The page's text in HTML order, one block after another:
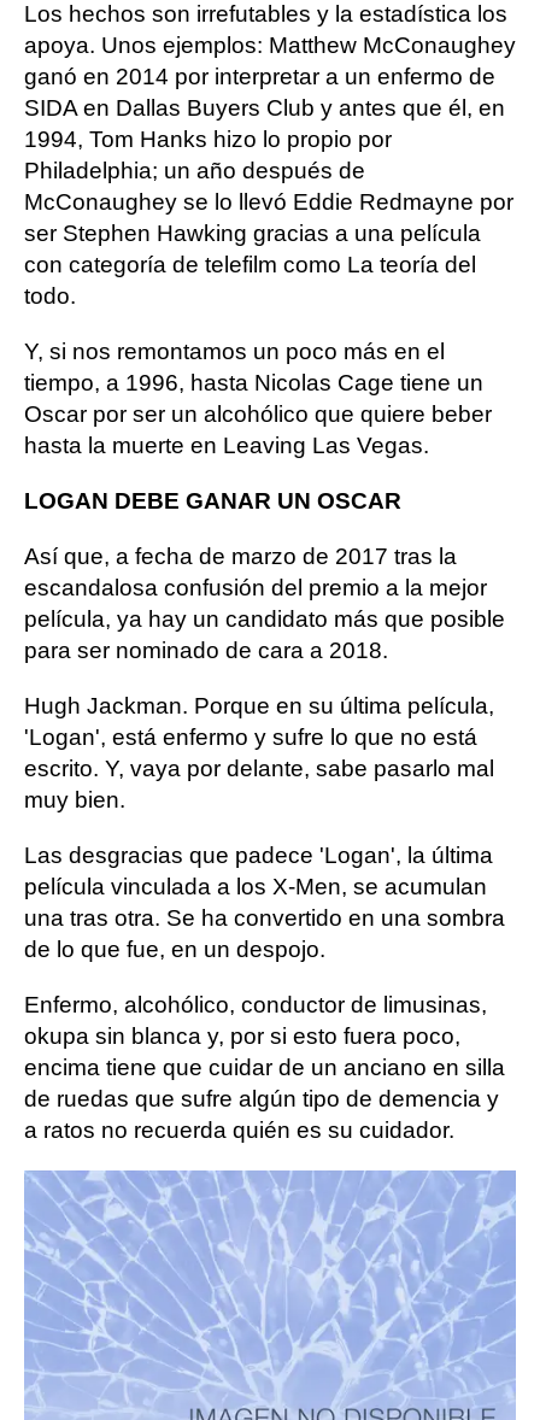
Los hechos son irrefutables y la estadística los
apoya. Unos ejemplos: Matthew McConaughey
ganó en 2014 por interpretar a un enfermo de
SIDA en Dallas Buyers Club y antes que él, en
1994, Tom Hanks hizo lo propio por
Philadelphia; un año después de
McConaughey se lo llevó Eddie Redmayne por
ser Stephen Hawking gracias a una película
con categoría de telefilm como La teoría del
todo.
Y, si nos remontamos un poco más en el
tiempo, a 1996, hasta Nicolas Cage tiene un
Oscar por ser un alcohólico que quiere beber
hasta la muerte en Leaving Las Vegas.
LOGAN DEBE GANAR UN OSCAR
Así que, a fecha de marzo de 2017 tras la
escandalosa confusión del premio a la mejor
película, ya hay un candidato más que posible
para ser nominado de cara a 2018.
Hugh Jackman. Porque en su última película,
'Logan', está enfermo y sufre lo que no está
escrito. Y, vaya por delante, sabe pasarlo mal
muy bien.
Las desgracias que padece 'Logan', la última
película vinculada a los X-Men, se acumulan
una tras otra. Se ha convertido en una sombra
de lo que fue, en un despojo.
Enfermo, alcohólico, conductor de limusinas,
okupa sin blanca y, por si esto fuera poco,
encima tiene que cuidar de un anciano en silla
de ruedas que sufre algún tipo de demencia y
a ratos no recuerda quién es su cuidador.